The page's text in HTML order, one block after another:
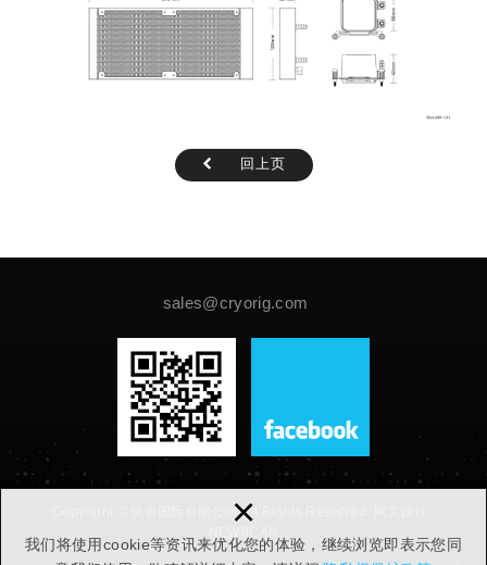
我们将使用cookie等资讯来优化您的体验，继续浏览即表示您同
×
回上页
sales@cryorig.com
Copyright © 快睿国际有限公司 All Rights Reserved.